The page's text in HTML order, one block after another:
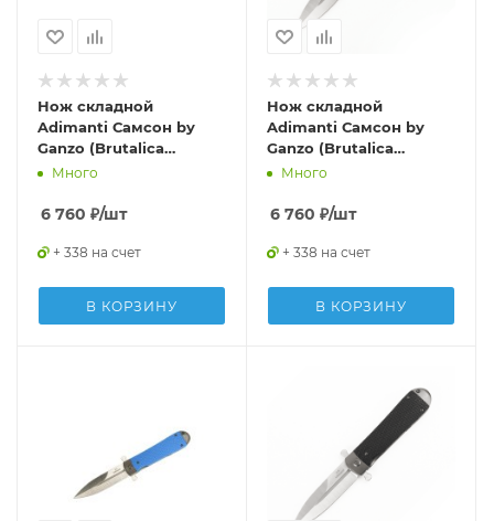
Нож складной
Adimanti Самсон by
Ganzo (Brutalica
дизайн), Samson-OR
Много
6 760 ₽/шт
+ 338 на счет
В КОРЗИНУ
Нож складной
Adimanti Самсон by
Ganzo (Brutalica
дизайн), Samson-BR
Много
6 760 ₽/шт
+ 338 на счет
В КОРЗИНУ